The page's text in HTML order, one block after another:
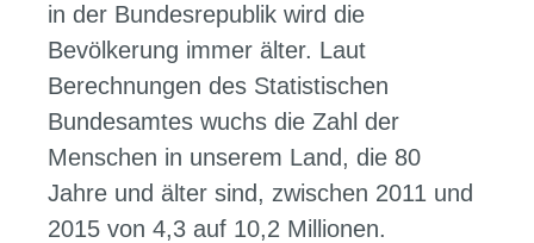
in der Bundesrepublik wird die
Bevölkerung immer älter. Laut
Berechnungen des Statistischen
Bundesamtes wuchs die Zahl der
Menschen in unserem Land, die 80
Jahre und älter sind, zwischen 2011 und
2015 von 4,3 auf 10,2 Millionen.